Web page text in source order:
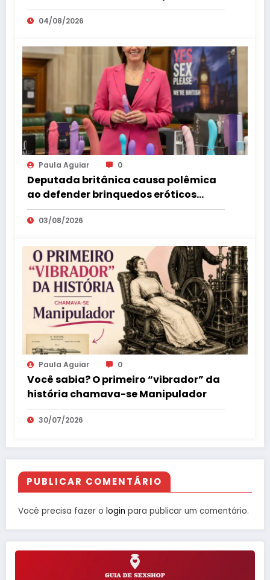
esse consumidor há mais de uma
década
04/08/2026
Paula Aguiar 0
Deputada britânica causa polêmica
ao defender brinquedos eróticos
como parte da educação sexual
03/08/2026
Paula Aguiar 0
Você sabia? O primeiro “vibrador” da
história chamava-se Manipulador
30/07/2026
PUBLICAR COMENTÁRIO
Você precisa fazer o login para publicar um comentário.